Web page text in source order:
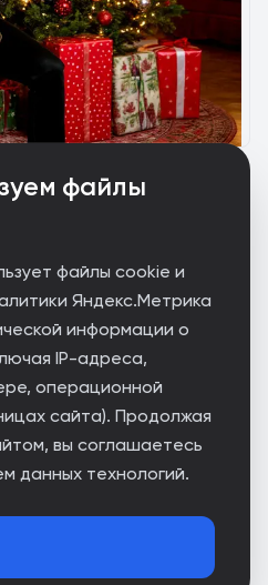
файлы
файлы cookie и
Яндекс.Метрика
информации о
IP-адреса,
операционной
сайта). Продолжая
вы соглашаетесь
данных технологий.
roll